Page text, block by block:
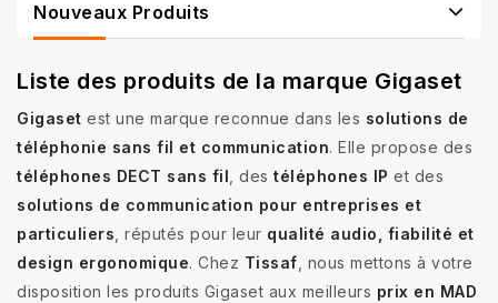
Nouveaux Produits
Liste des produits de la marque Gigaset
Gigaset est une marque reconnue dans les solutions de
téléphonie sans fil et communication. Elle propose des
téléphones DECT sans fil , des téléphones IP et des
solutions de communication pour entreprises et
particuliers , réputés pour leur qualité audio, fiabilité et
design ergonomique. Chez Tissaf , nous mettons à votre
disposition les produits Gigaset aux meilleurs prix en MAD